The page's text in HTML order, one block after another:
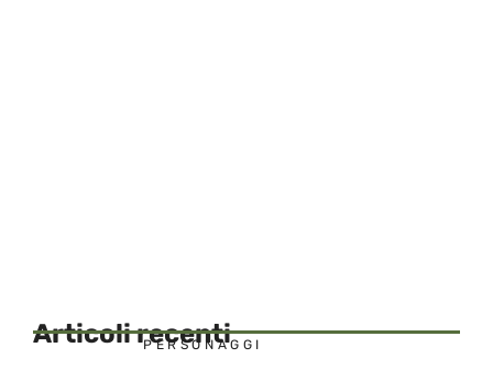
Articoli recenti
PERSONAGGI